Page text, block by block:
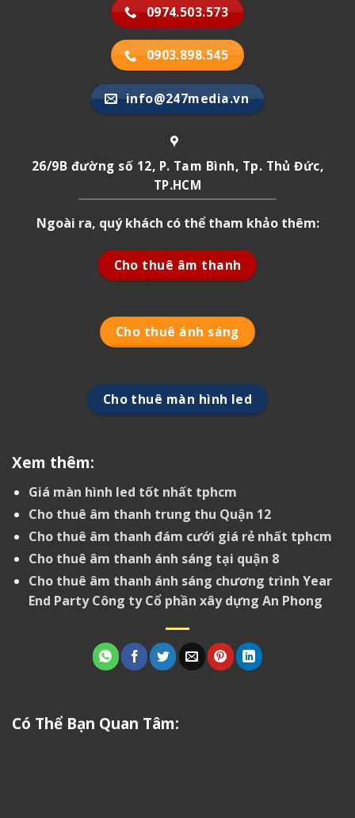
0974.503.573
0903.898.545
info@247media.vn
26/9B đường số 12, P. Tam Bình, Tp. Thủ Đức,
TP.HCM
Ngoài ra, quý khách có thể tham khảo thêm:
Cho thuê âm thanh
Cho thuê ánh sáng
Cho thuê màn hình led
Xem thêm:
Giá màn hình led tốt nhất tphcm
Cho thuê âm thanh trung thu Quận 12
Cho thuê âm thanh đám cưới giá rẻ nhất tphcm
Cho thuê âm thanh ánh sáng tại quận 8
Cho thuê âm thanh ánh sáng chương trình Year
End Party Công ty Cổ phần xây dựng An Phong
Có Thể Bạn Quan Tâm: